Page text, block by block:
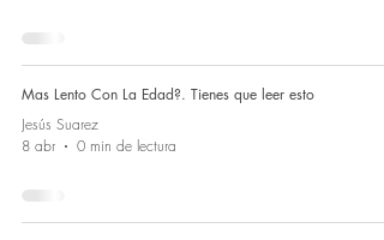
Mas Lento Con La Edad?. Tienes que leer esto
Jesús Suarez
8 abr
0 min de lectura